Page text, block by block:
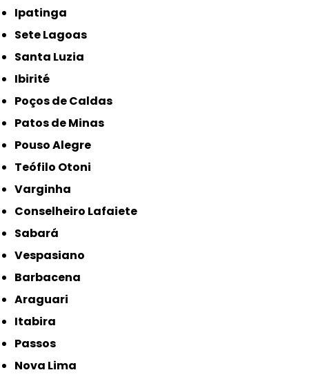
Ipatinga
Sete Lagoas
Santa Luzia
Ibirité
Poços de Caldas
Patos de Minas
Pouso Alegre
Teófilo Otoni
Varginha
Conselheiro Lafaiete
Sabará
Vespasiano
Barbacena
Araguari
Itabira
Passos
Nova Lima